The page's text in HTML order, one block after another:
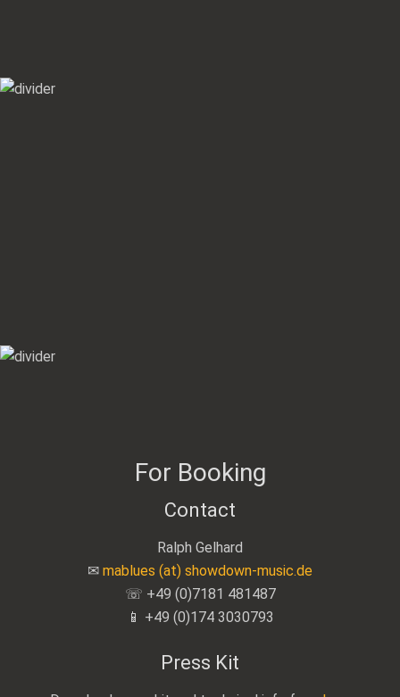
For Booking
Contact
Ralph Gelhard
✉ mablues (at) showdown-music.de
☏ +49 (0)7181 481487
📱 +49 (0)174 3030793
Press Kit